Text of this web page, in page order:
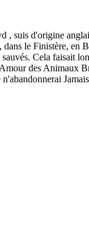
suis d'origine
dans le Finistère, en
Cela faisait
des Animaux